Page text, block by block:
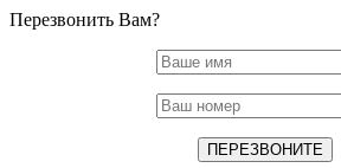
Перезвонить Вам?